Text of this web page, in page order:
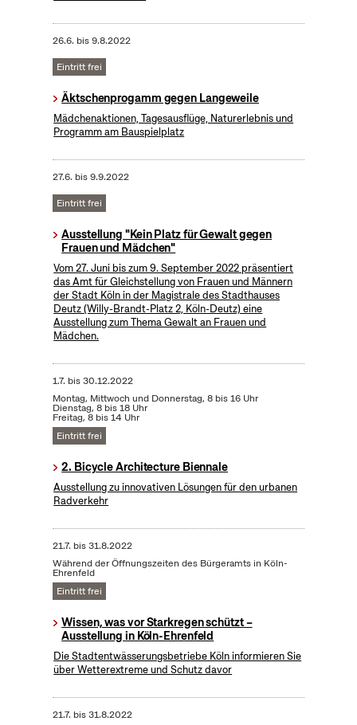
26.6. bis9.8.2022
Eintritt frei
Äktschenprogamm gegen Langeweile
Mädchenaktionen, Tagesausflüge, Naturerlebnis und
Programm am Bauspielplatz
27.6. bis9.9.2022
Eintritt frei
Ausstellung "Kein Platz für Gewalt gegen
Frauen und Mädchen"
Vom 27. Juni bis zum 9. September 2022 präsentiert
das Amt für Gleichstellung von Frauen und Männern
der Stadt Köln in der Magistrale des Stadthauses
Deutz (Willy-Brandt-Platz 2, Köln-Deutz) eine
Ausstellung zum Thema Gewalt an Frauen und
Mädchen.
1.7. bis30.12.2022
Montag, Mittwoch und Donnerstag, 8 bis 16 Uhr
Dienstag, 8 bis 18 Uhr
Freitag, 8 bis 14 Uhr
Eintritt frei
2. Bicycle Architecture Biennale
Ausstellung zu innovativen Lösungen für den urbanen
Radverkehr
21.7. bis31.8.2022
Während der Öffnungszeiten des Bürgeramts in Köln-
Ehrenfeld
Eintritt frei
Wissen, was vor Starkregen schützt –
Ausstellung in Köln-Ehrenfeld
Die Stadtentwässerungsbetriebe Köln informieren Sie
über Wetterextreme und Schutz davor
21.7. bis31.8.2022